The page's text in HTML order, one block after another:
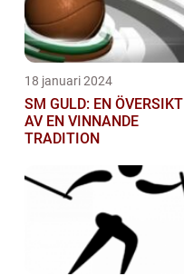
18 januari 2024
SM GULD: EN ÖVERSIKT
AV EN VINNANDE
TRADITION